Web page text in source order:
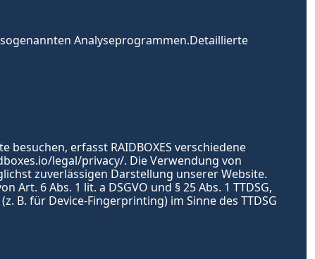
Analyseprogrammen.Detaillierte
besuchen, erfasst RAIDBOXES verschiedene
legal/privacy/. Die Verwendung von
zuverlässigen Darstellung unserer Website.
6 Abs. 1 lit. a DSGVO und § 25 Abs. 1 TTDSG,
B. für Device-Fingerprinting) im Sinne des TTDSG